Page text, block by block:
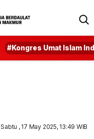
#Kongres Umat Islam
Sabtu , 17 May 2025, 13:49 WIB